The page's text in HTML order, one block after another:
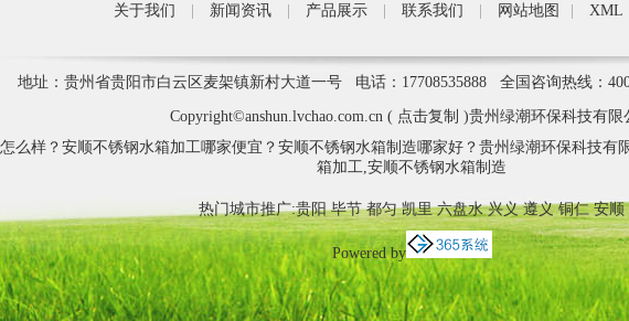
关于我们 新闻资讯 产品展示 联系我们 网站地图 XML
地址：贵州省贵阳市白云区麦架镇新村大道一号 电话：17708535888 全国咨询热线：
Copyright©anshun.lvchao.com.cn( 点击复制 )贵州绿潮环保科技有限
么样？安顺不锈钢水箱加工哪家便宜？安顺不锈钢水箱制造哪家好？贵州绿潮环保科技有
箱加工,安顺不锈钢水箱制造
热门城市推广:贵阳 毕节 都匀 凯里 六盘水 兴义 遵义 铜仁 安顺
Powered by